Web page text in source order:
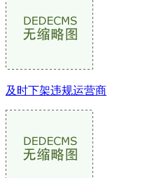
及时下架违规运营商